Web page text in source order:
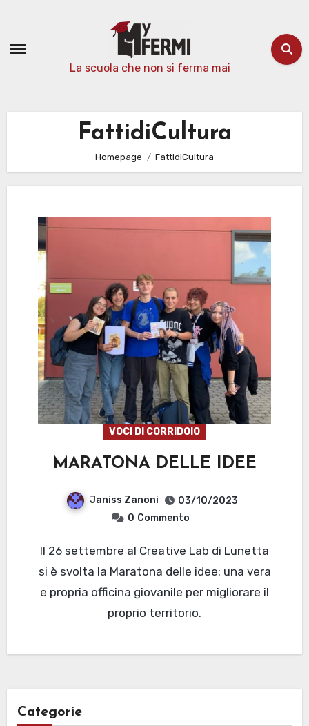
contenuto
La scuola che non si ferma mai
FattidiCultura
Homepage FattidiCultura
VOCI DI CORRIDOIO
MARATONA DELLE IDEE
Janiss Zanoni
03/10/2023
0 Commento
Il 26 settembre al Creative Lab di Lunetta
si è svolta la Maratona delle idee: una vera
e propria officina giovanile per migliorare il
proprio territorio.
Categorie